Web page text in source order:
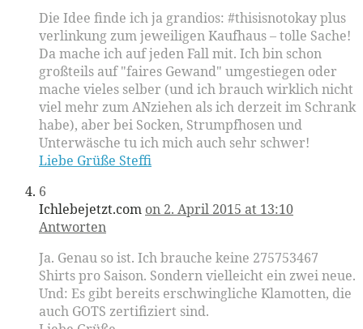
Die Idee finde ich ja grandios: #thisisnotokay plus
verlinkung zum jeweiligen Kaufhaus – tolle Sache!
Da mache ich auf jeden Fall mit. Ich bin schon
großteils auf "faires Gewand" umgestiegen oder
mache vieles selber (und ich brauch wirklich nicht
viel mehr zum ANziehen als ich derzeit im Schrank
habe), aber bei Socken, Strumpfhosen und
Unterwäsche tu ich mich auch sehr schwer!
Liebe Grüße Steffi
6
Ichlebejetzt.com on 2. April 2015 at 13:10
Antworten
Ja. Genau so ist. Ich brauche keine 275753467
Shirts pro Saison. Sondern vielleicht ein zwei neue.
Und: Es gibt bereits erschwingliche Klamotten, die
auch GOTS zertifiziert sind.